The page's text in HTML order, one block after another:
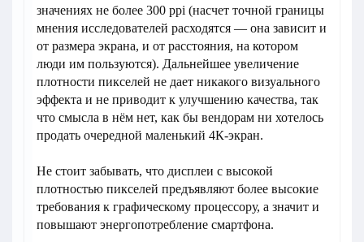
значениях не более 300 ppi (насчет точной границы
мнения исследователей расходятся — она зависит и
от размера экрана, и от расстояния, на котором
люди им пользуются). Дальнейшее увеличение
плотности пикселей не дает никакого визуального
эффекта и не приводит к улучшению качества, так
что смысла в нём нет, как бы вендорам ни хотелось
продать очередной маленький 4К-экран.
Не стоит забывать, что дисплеи с высокой
плотностью пикселей предъявляют более высокие
требования к графическому процессору, а значит и
повышают энергопотребление смартфона.